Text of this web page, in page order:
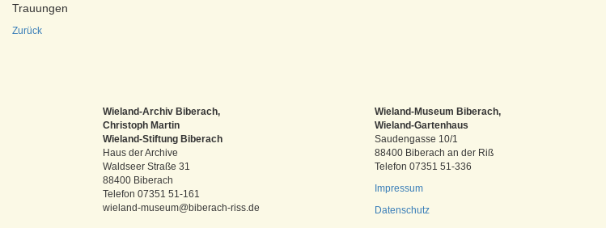
Trauungen
Zurück
Wieland-Archiv Biberach,
Christoph Martin
Wieland-Stiftung Biberach
Haus der Archive
Waldseer Straße 31
88400 Biberach
Telefon 07351 51-161
wieland-museum@biberach-riss.de
Wieland-Museum Biberach,
Wieland-Gartenhaus
Saudengasse 10/1
88400 Biberach an der Riß
Telefon 07351 51-336
Impressum
Datenschutz